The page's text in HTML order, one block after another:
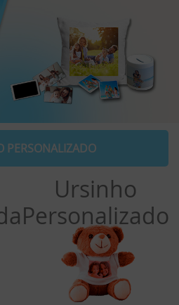
PERSONALIZADO
Ursinho
Personalizado